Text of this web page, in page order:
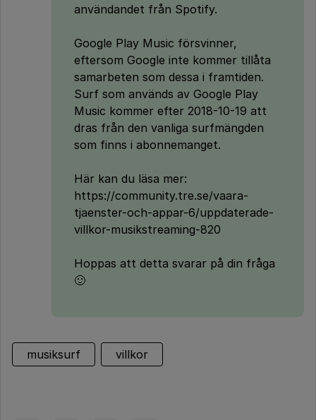
användandet från Spotify.
Google Play Music försvinner,
eftersom Google inte kommer tillåta
samarbeten som dessa i framtiden.
Surf som används av Google Play
Music kommer efter 2018-10-19 att
dras från den vanliga surfmängden
som finns i abonnemanget.
Här kan du läsa mer:
https://community.tre.se/vaara-
tjaenster-och-appar-6/uppdaterade-
villkor-musikstreaming-820
Hoppas att detta svarar på din fråga
🙂
musiksurf villkor